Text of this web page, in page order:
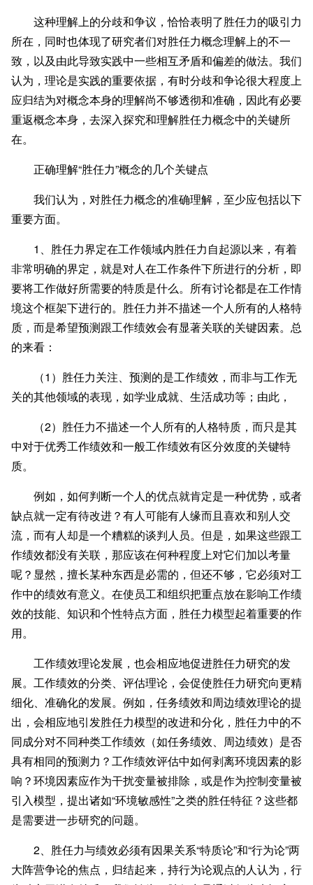
这种理解上的分歧和争议，恰恰表明了胜任力的吸引力
所在，同时也体现了研究者们对胜任力概念理解上的不一
致，以及由此导致实践中一些相互矛盾和偏差的做法。我们
认为，理论是实践的重要依据，有时分歧和争论很大程度上
应归结为对概念本身的理解尚不够透彻和准确，因此有必要
重返概念本身，去深入探究和理解胜任力概念中的关键所
在。
正确理解“胜任力”概念的几个关键点
我们认为，对胜任力概念的准确理解，至少应包括以下
重要方面。
1、胜任力界定在工作领域内胜任力自起源以来，有着
非常明确的界定，就是对人在工作条件下所进行的分析，即
要将工作做好所需要的特质是什么。所有讨论都是在工作情
境这个框架下进行的。胜任力并不描述一个人所有的人格特
质，而是希望预测跟工作绩效会有显著关联的关键因素。总
的来看：
（1）胜任力关注、预测的是工作绩效，而非与工作无
关的其他领域的表现，如学业成就、生活成功等；由此，
（2）胜任力不描述一个人所有的人格特质，而只是其
中对于优秀工作绩效和一般工作绩效有区分效度的关键特
质。
例如，如何判断一个人的优点就肯定是一种优势，或者
缺点就一定有待改进？有人可能有人缘而且喜欢和别人交
流，而有人却是一个糟糕的谈判人员。但是，如果这些跟工
作绩效都没有关联，那应该在何种程度上对它们加以考量
呢？显然，擅长某种东西是必需的，但还不够，它必须对工
作中的绩效有意义。在使员工和组织把重点放在影响工作绩
效的技能、知识和个性特点方面，胜任力模型起着重要的作
用。
工作绩效理论发展，也会相应地促进胜任力研究的发
展。工作绩效的分类、评估理论，会促使胜任力研究向更精
细化、准确化的发展。例如，任务绩效和周边绩效理论的提
出，会相应地引发胜任力模型的改进和分化，胜任力中的不
同成分对不同种类工作绩效（如任务绩效、周边绩效）是否
具有相同的预测力？工作绩效评估中如何剥离环境因素的影
响？环境因素应作为干扰变量被排除，或是作为控制变量被
引入模型，提出诸如“环境敏感性”之类的胜任特征？这些都
是需要进一步研究的问题。
2、胜任力与绩效必须有因果关系“特质论”和“行为论”两
大阵营争论的焦点，归结起来，持行为论观点的人认为，行